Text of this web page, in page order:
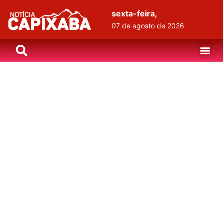
sexta-feira,
07 de agosto de 2026